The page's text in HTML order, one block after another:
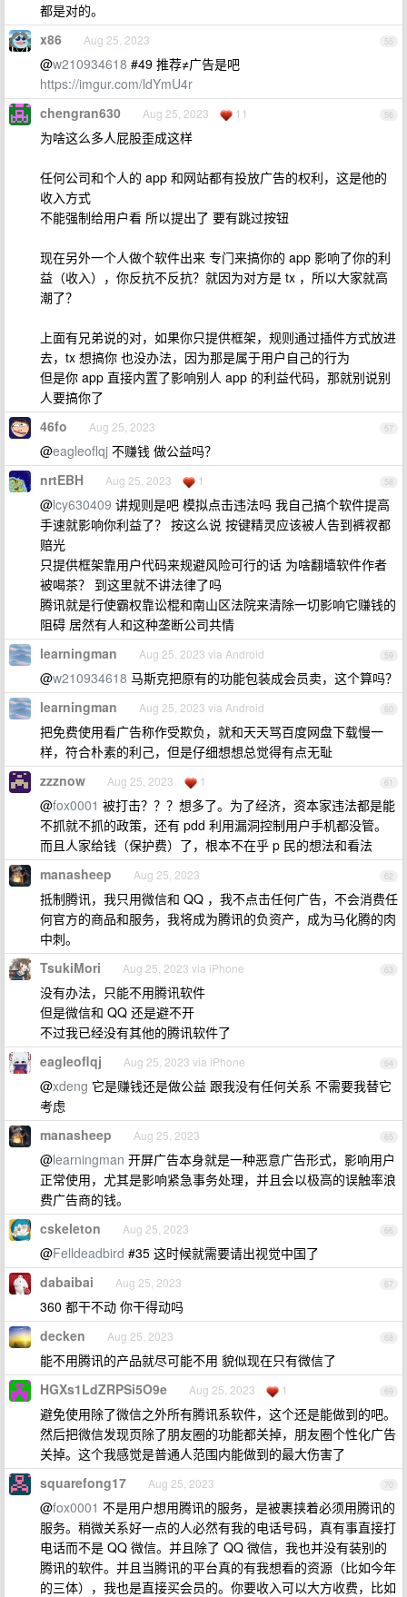
都是对的。
55
x86 Aug 25, 2023
@w210934618 #49 推荐≠广告是吧
https://imgur.com/ldYmU4r
56
chengran630 Aug 25, 2023 11
为啥这么多人屁股歪成这样
任何公司和个人的 app 和网站都有投放广告的权利，这是他的
收入方式
不能强制给用户看 所以提出了 要有跳过按钮
现在另外一个人做个软件出来 专门来搞你的 app 影响了你的利
益（收入），你反抗不反抗？就因为对方是 tx ，所以大家就高
潮了？
上面有兄弟说的对，如果你只提供框架，规则通过插件方式放进
去，tx 想搞你 也没办法，因为那是属于用户自己的行为
但是你 app 直接内置了影响别人 app 的利益代码，那就别说别
人要搞你了
57
46fo Aug 25, 2023
@eagleoflqj 不赚钱 做公益吗？
58
nrtEBH Aug 25, 2023 1
@lcy630409 讲规则是吧 模拟点击违法吗 我自己搞个软件提高
手速就影响你利益了？ 按这么说 按键精灵应该被人告到裤衩都
赔光
只提供框架靠用户代码来规避风险可行的话 为啥翻墙软件作者
被喝茶？ 到这里就不讲法律了吗
腾讯就是行使霸权靠讼棍和南山区法院来清除一切影响它赚钱的
阻碍 居然有人和这种垄断公司共情
59
learningman Aug 25, 2023 via Android
@w210934618 马斯克把原有的功能包装成会员卖，这个算吗？
60
learningman Aug 25, 2023 via Android
把免费使用看广告称作受欺负，就和天天骂百度网盘下载慢一
样，符合朴素的利己，但是仔细想想总觉得有点无耻
61
zzznow Aug 25, 2023 1
@fox0001 被打击？？？想多了。为了经济，资本家违法都是能
不抓就不抓的政策，还有 pdd 利用漏洞控制用户手机都没管。
而且人家给钱（保护费）了，根本不在乎 p 民的想法和看法
62
manasheep Aug 25, 2023
抵制腾讯，我只用微信和 QQ ，我不点击任何广告，不会消费任
何官方的商品和服务，我将成为腾讯的负资产，成为马化腾的肉
中刺。
63
TsukiMori Aug 25, 2023 via iPhone
没有办法，只能不用腾讯软件
但是微信和 QQ 还是避不开
不过我已经没有其他的腾讯软件了
64
eagleoflqj Aug 25, 2023 via iPhone
@xdeng 它是赚钱还是做公益 跟我没有任何关系 不需要我替它
考虑
65
manasheep Aug 25, 2023
@learningman 开屏广告本身就是一种恶意广告形式，影响用户
正常使用，尤其是影响紧急事务处理，并且会以极高的误触率浪
费广告商的钱。
66
cskeleton Aug 25, 2023
@Felldeadbird #35 这时候就需要请出视觉中国了
67
dabaibai Aug 25, 2023
360 都干不动 你干得动吗
68
decken Aug 25, 2023
能不用腾讯的产品就尽可能不用 貌似现在只有微信了
69
HGXs1LdZRPSi5O9e Aug 25, 2023 1
避免使用除了微信之外所有腾讯系软件，这个还是能做到的吧。
然后把微信发现页除了朋友圈的功能都关掉，朋友圈个性化广告
关掉。这个我感觉是普通人范围内能做到的最大伤害了
70
squarefong17 Aug 25, 2023
@fox0001 不是用户想用腾讯的服务，是被裹挟着必须用腾讯的
服务。稍微关系好一点的人必然有我的电话号码，真有事直接打
电话而不是 QQ 微信。并且除了 QQ 微信，我也并没有装别的
腾讯的软件。并且当腾讯的平台真的有我想看的资源（比如今年
的三体），我也是直接买会员的。你要收入可以大方收费，比如